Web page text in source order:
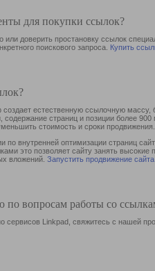
для покупки ссылок?
доверить простановку ссылок
поискового запроса. Купить
естественную ссылочную
содержание страниц и позиции более
стоимость и сроки продвижения.
внутренней оптимизации страниц
это позволяет сайту занять
вложений. Запустить продвижение сайта
по вопросам работы со
сервисов Linkpad, свяжитесь с нашей